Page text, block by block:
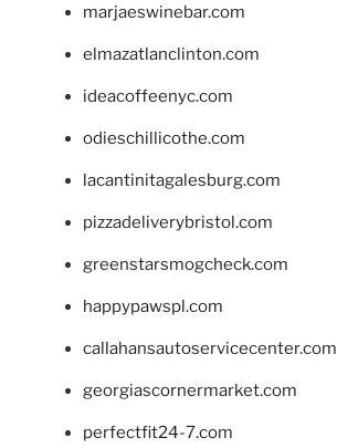
marjaeswinebar.com
elmazatlanclinton.com
ideacoffeenyc.com
odieschillicothe.com
lacantinitagalesburg.com
pizzadeliverybristol.com
greenstarsmogcheck.com
happypawspl.com
callahansautoservicecenter.com
georgiascornermarket.com
perfectfit24-7.com